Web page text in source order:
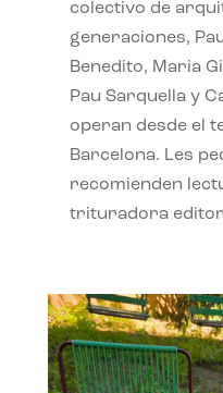
colectivo de
generaciones,
Benedito, Maria
Pau Sarquella y
operan desde el
Barcelona. Les
recomienden
trituradora